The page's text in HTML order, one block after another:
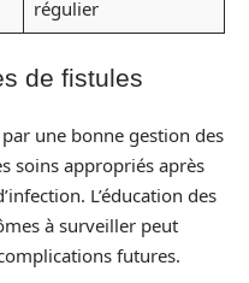
régulier
de fistules
une bonne gestion des
soins appropriés après
L’éducation des
à surveiller peut
futures.